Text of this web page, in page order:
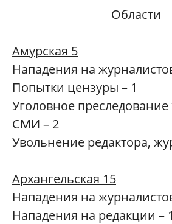
Области
Амурская 5
Нападения на
Попытки цензуры – 1
Уголовное
СМИ – 2
Увольнение редактора,
Архангельская 15
Нападения на
Нападения на редакции – 1